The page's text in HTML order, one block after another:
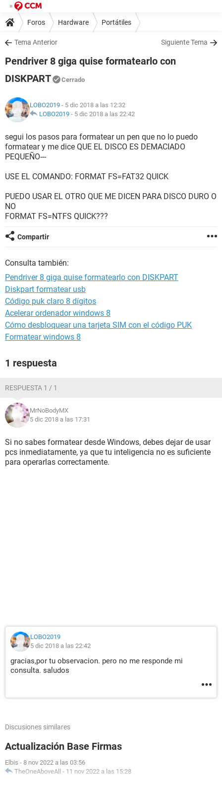
Foros Hardware Portátiles
Tema Anterior Siguiente Tema
Pendriver 8 giga quise formatearlo con
DISKPART
Cerrado
LOBO2019 - 5 dic 2018 a las 12:32
LOBO2019 - 5 dic 2018 a las 22:42
segui los pasos para formatear un pen que no lo puedo
formatear y me dice QUE EL DISCO ES DEMACIADO
PEQUEÑO---
USE EL COMANDO: FORMAT FS=FAT32 QUICK
PUEDO USAR EL OTRO QUE ME DICEN PARA DISCO DURO O
NO
FORMAT FS=NTFS QUICK???
Compartir
Consulta también:
Pendriver 8 giga quise formatearlo con DISKPART
Diskpart formatear usb
Código puk claro 8 dígitos
Acelerar ordenador windows 8
Cómo desbloquear una tarjeta SIM con el código PUK
Formatear windows 8
1 respuesta
RESPUESTA 1 / 1
MrNoBodyMX
5 dic 2018 a las 17:31
Si no sabes formatear desde Windows, debes dejar de usar
pcs inmediatamente, ya que tu inteligencia no es suficiente
para operarlas correctamente.
LOBO2019
5 dic 2018 a las 22:42
gracias,por tu observacion. pero no me responde mi
consulta. saludos
Discusiones similares
Actualización Base Firmas
Elbis - 8 nov 2022 a las 03:56
TheOneAboveAll - 11 nov 2022 a las 15:28